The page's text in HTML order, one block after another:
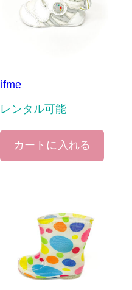
ifme
レンタル可能
カートに入れる